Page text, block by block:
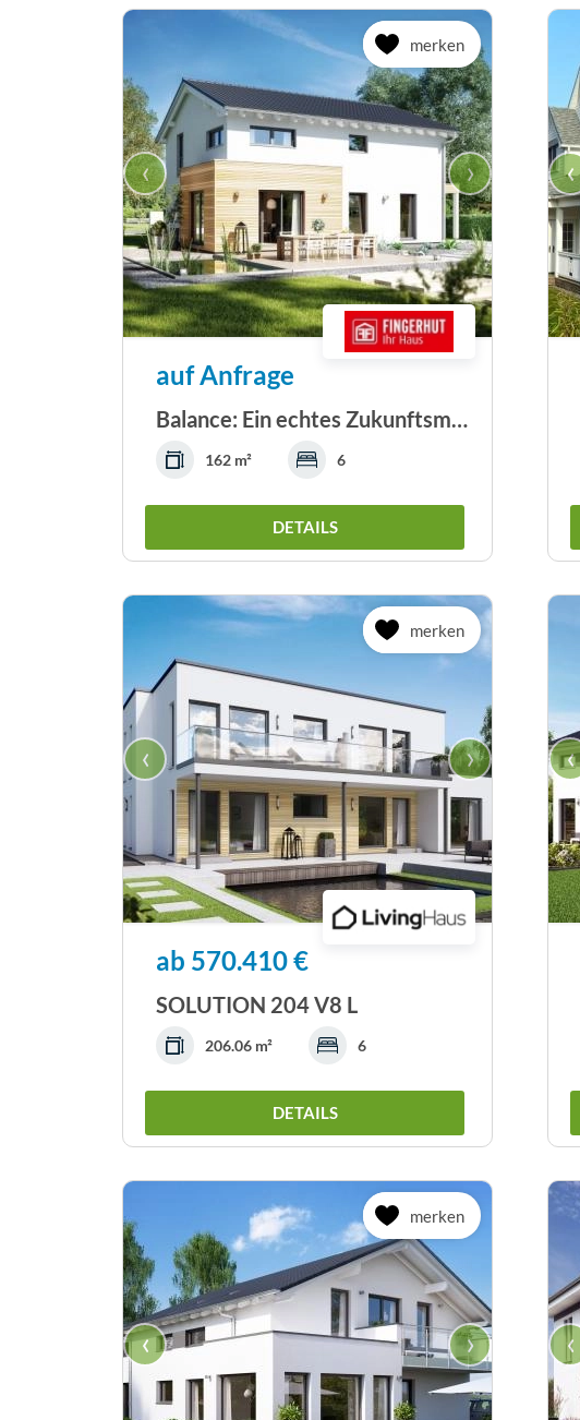
merken
‹ ›
auf Anfrage
Balance: Ein echtes Zukunftsmodell: Wohlgefühl...
162 m² 6
DETAILS
‹
merken
‹ ›
ab 570.410 €
SOLUTION 204 V8 L
206.06 m² 6
DETAILS
‹
merken
‹ › ‹